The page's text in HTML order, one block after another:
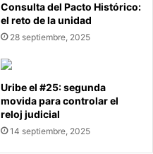
Consulta del Pacto Histórico:
el reto de la unidad
28 septiembre, 2025
Uribe el #25: segunda
movida para controlar el
reloj judicial
14 septiembre, 2025